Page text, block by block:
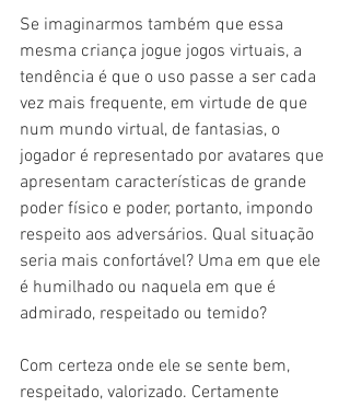
Se imaginarmos também que essa
mesma criança jogue jogos virtuais, a
tendência é que o uso passe a ser cada
vez mais frequente, em virtude de que
num mundo virtual, de fantasias, o
jogador é representado por avatares que
apresentam características de grande
poder físico e poder, portanto, impondo
respeito aos adversários. Qual situação
seria mais confortável? Uma em que ele
é humilhado ou naquela em que é
admirado, respeitado ou temido?
Com certeza onde ele se sente bem,
respeitado, valorizado. Certamente